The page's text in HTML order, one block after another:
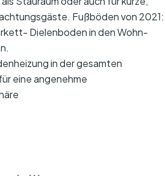
Fußböden von 2021:
Dielenboden in den Wohn-
in der gesamten
eine angenehme